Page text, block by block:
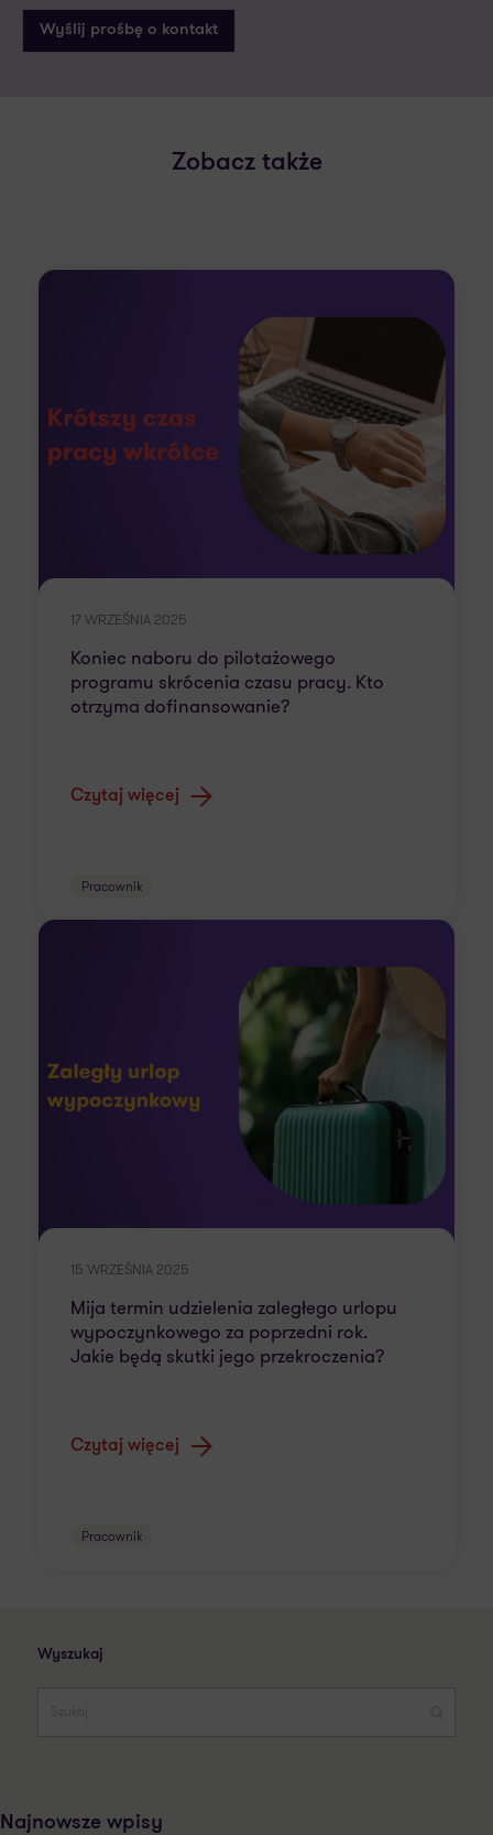
Zobacz także
17 WRZEŚNIA 2025
Koniec naboru do pilotażowego
programu skrócenia czasu pracy. Kto
otrzyma dofinansowanie?
Czytaj więcej
Pracownik
15 WRZEŚNIA 2025
Mija termin udzielenia zaległego urlopu
wypoczynkowego za poprzedni rok.
Jakie będą skutki jego przekroczenia?
Czytaj więcej
Pracownik
Wyszukaj
Najnowsze wpisy